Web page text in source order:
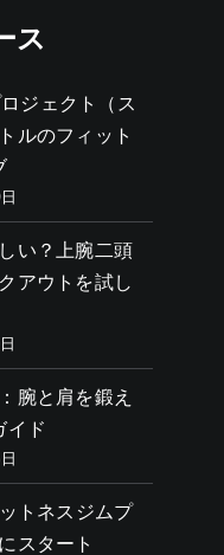
ス
ジェクト（ス
ルのフィット
い？上腕二頭
アウトを試し
腕と肩を鍛え
イド
トネスジムプ
スタート